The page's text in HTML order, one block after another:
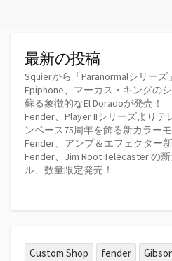
最新の投稿
Squierから「Paranormalシリー
Epiphone、マーカス・キングの
蘇る象徴的なEl Doradoが発売！
Fender、Player IIシリーズよりテ
ンベース75周年を飾る新カラー
Fender、アンプ＆エフェクター
Fender、Jim Root Telecaster の
ル、数量限定発売！
Custom Shop fender